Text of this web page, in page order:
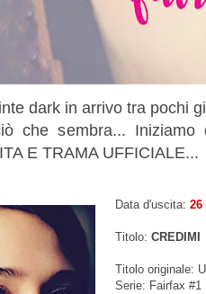
dark in arrivo tra pochi
che sembra... Iniziamo
E TRAMA UFFICIALE...
Data d'uscita: 26
Titolo: CREDIMI
Titolo originale:
Serie: Fairfax #1